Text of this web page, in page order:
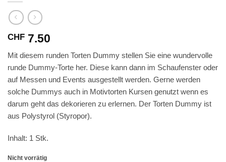
CHF 7.50
Mit diesem runden Torten Dummy stellen Sie eine wundervolle
runde Dummy-Torte her. Diese kann dann im Schaufenster oder
auf Messen und Events ausgestellt werden. Gerne werden
solche Dummys auch in Motivtorten Kursen genutzt wenn es
darum geht das dekorieren zu erlernen. Der Torten Dummy ist
aus Polystyrol (Styropor).
Inhalt: 1 Stk.
Nicht vorrätig